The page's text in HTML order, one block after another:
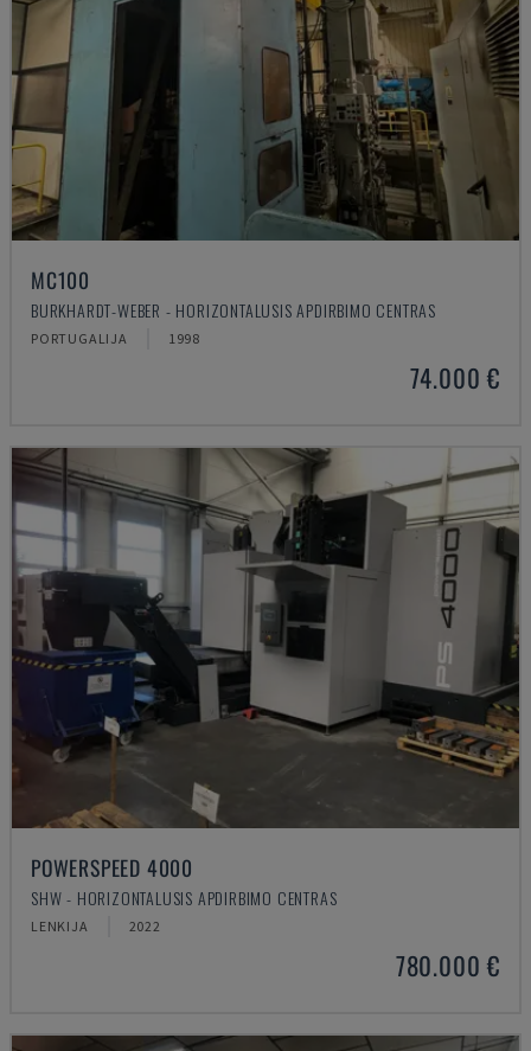
MC100
BURKHARDT-WEBER - HORIZONTALUSIS APDIRBIMO CENTRAS
PORTUGALIJA 1998
74.000 €
POWERSPEED 4000
SHW - HORIZONTALUSIS APDIRBIMO CENTRAS
LENKIJA 2022
780.000 €